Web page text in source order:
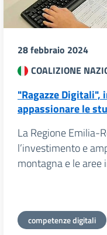
28 febbraio 2024
COALIZIONE
"Ragazze
appassionare le
La Regione Emilia-
l’investimento e
montagna e le aree
competenze digitali